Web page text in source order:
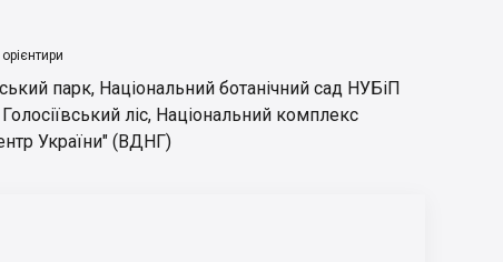
парк, Національний ботанічний сад НУБіП
Голосіївський ліс, Національний комплекс
України" (ВДНГ)